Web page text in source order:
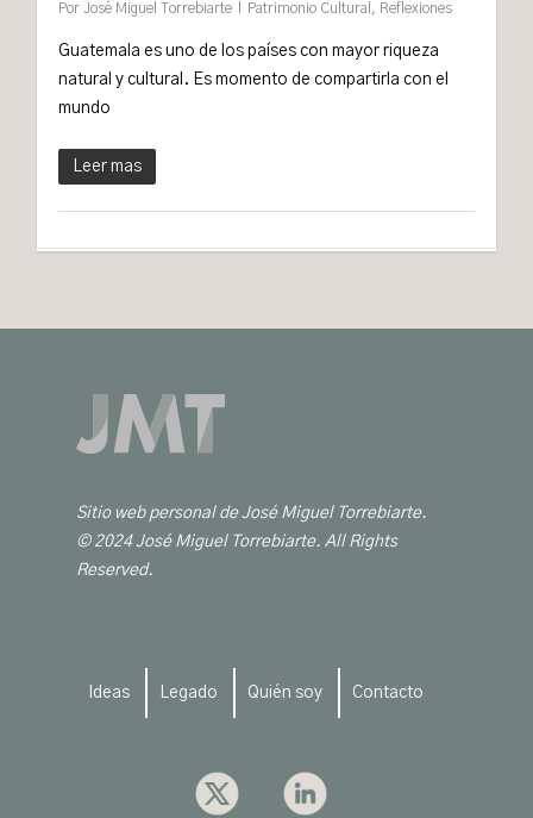
Por José Miguel Torrebiarte Patrimonio Cultural , Reflexiones
Guatemala es uno de los países con mayor riqueza
natural y cultural. Es momento de compartirla con el
mundo
Leer mas
Sitio web personal de José Miguel Torrebiarte.
© 2024 José Miguel Torrebiarte. All Rights
Reserved.
Ideas Legado Quién soy Contacto